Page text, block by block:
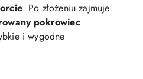
. Po złożeniu zajmuje
pokrowiec
i wygodne